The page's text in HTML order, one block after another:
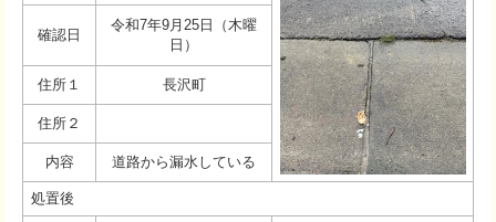
確認日
令和7年9月25日（木曜
日）
住所１ 長沢町
住所２
内容 道路から漏水している
処置後